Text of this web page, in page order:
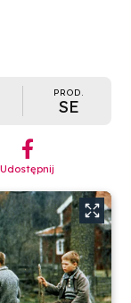
PROD.
SE
︁
Udostępnij